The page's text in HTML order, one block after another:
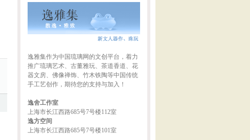
逸雅集作为中国琉璃网的文创平台，着力
推广琉璃艺术、古董雅玩、茶道香道、花
器文房、佛像禅饰、竹木铁陶等中国传统
手工艺创作，期待您的支持与加入！
逸舍工作室
上海市长江西路685号7号楼112室
逸方空间
上海市长江西路685号7号楼101室